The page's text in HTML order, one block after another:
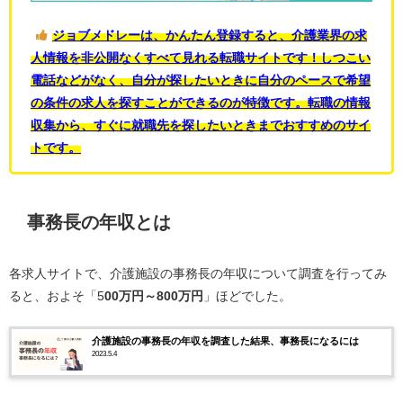
ジョブメドレーは、かんたん登録すると、介護業界の求
人情報を非公開なくすべて見れる転職サイトです！しつこい
電話などがなく、自分が探したいときに自分のペースで希望
の条件の求人を探すことができるのが特徴です。転職の情報
収集から、すぐに就職先を探したいときまでおすすめのサイ
トです。
事務長の年収とは
各求人サイトで、介護施設の事務長の年収について調査を行ってみ
ると、およそ「500万円～800万円 」ほどでした。
介護施設の事務長の年収を調査した結果、事務長になるには
2023.5.4